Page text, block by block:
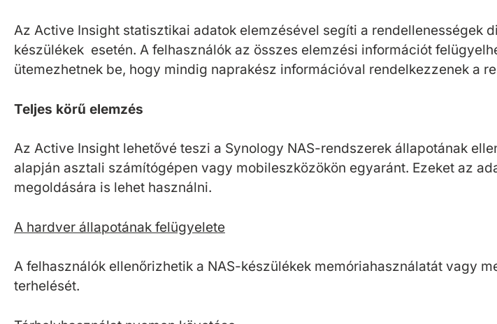
Az Active Insight statisztikai adatok elemzésével segíti a rendellenességek
készülékek esetén. A felhasználók az összes elemzési információt
ütemezhetnek be, hogy mindig naprakész információval rendelkezzenek a
Teljes körű elemzés
Az Active Insight lehetővé teszi a Synology NAS-rendszerek állapotának
alapján asztali számítógépen vagy mobileszközökön egyaránt. Ezeket az
megoldására is lehet használni.
A hardver állapotának felügyelete
A felhasználók ellenőrizhetik a NAS-készülékek memóriahasználatát vagy
terhelését.